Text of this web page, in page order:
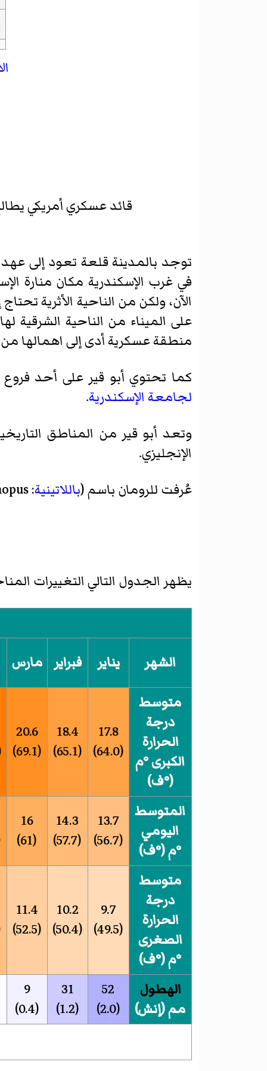
قائد عسكري أمريكي
توجد بالمدينة قلعة تعود إلى عهد
في غرب الإسكندرية مكان منارة
الآن، ولكن من الناحية الأثرية
على الميناء من الناحية
منطقة عسكرية أدى إلى اهمالها من
كما تحتوي أبو قير على أحد فروع
لجامعة الإسكندرية.
وتعد أبو قير من المناطق
الإنجليزي.
عُرفت للرومان باسم (باللاتينية:
يظهر الجدول التالي التغييرات
الشهر
يناير فبراير مارس
متوسط
درجة
الحرارة
الكبرى °م
(°ف)
17.8
(64.0)
18.4
(65.1)
20.6
(69.1)
المتوسط
اليومي
°م (°ف)
13.7
(56.7)
14.3
(57.7)
16
(61)
متوسط
درجة
الحرارة
الصغرى
°م (°ف)
9.7
(49.5)
10.2
(50.4)
11.4
(52.5)
الهطول
مم (إنش)
52
(2.0)
31
(1.2)
9
(0.4)